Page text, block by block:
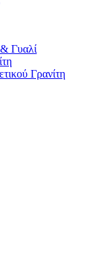
Γυαλί
Γρανίτη